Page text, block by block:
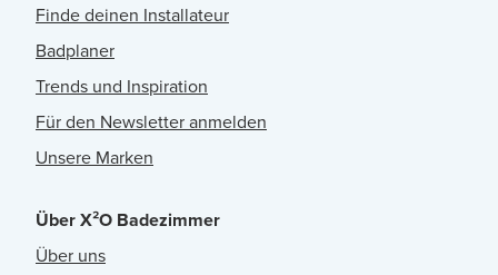
Finde deinen Installateur
Badplaner
Trends und Inspiration
Für den Newsletter anmelden
Unsere Marken
Über X²O Badezimmer
Über uns